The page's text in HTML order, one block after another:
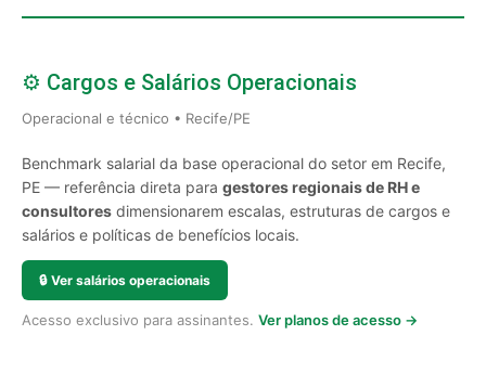
⚙️ Cargos e Salários Operacionais
Operacional e técnico • Recife/PE
Benchmark salarial da base operacional do setor em Recife,
PE — referência direta para gestores regionais de RH e
consultores dimensionarem escalas, estruturas de cargos e
salários e políticas de benefícios locais.
🔒 Ver salários operacionais
Acesso exclusivo para assinantes. Ver planos de acesso →